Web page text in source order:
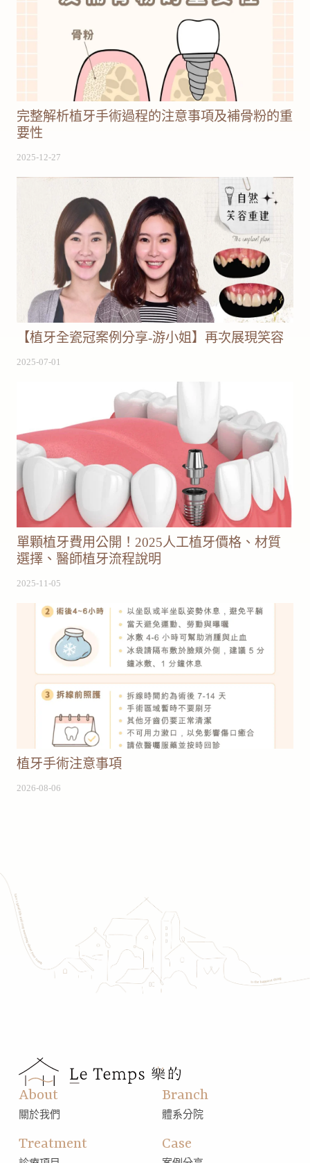
完整解析植牙手術過程的注意事項及補骨粉的重
要性
2025-12-27
【植牙全瓷冠案例分享-游小姐】再次展現笑容
2025-07-01
單顆植牙費用公開！2025人工植牙價格、材質
選擇、醫師植牙流程說明
2025-11-05
植牙手術注意事項
2026-08-06
About
關於我們
Branch
體系分院
Treatment Case